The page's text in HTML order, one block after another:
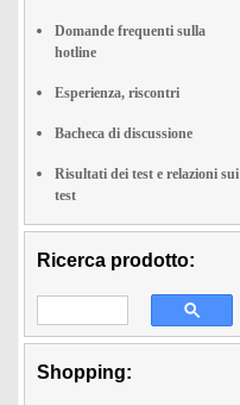
Domande frequenti sulla
hotline
Esperienza, riscontri
Bacheca di discussione
Risultati dei test e relazioni sui
test
Ricerca prodotto:
Shopping: